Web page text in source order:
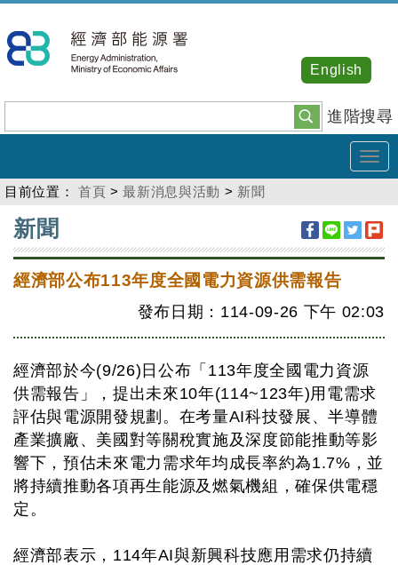
到
主
內
容
進階搜尋
English
目前位置： 首頁 >最新消息與活動 > 新聞
:::
新聞
經濟部公布113年度全國電力資源供需報告
發布日期：114-09-26 下午 02:03
經濟部於今(9/26)日公布「113年度全國電力資源
供需報告」，提出未來10年(114~123年)用電需求
評估與電源開發規劃。在考量AI科技發展、半導體
產業擴廠、美國對等關稅實施及深度節能推動等影
響下，預估未來電力需求年均成長率約為1.7%，並
將持續推動各項再生能源及燃氣機組，確保供電穩
定。
經濟部表示，114年AI與新興科技應用需求仍持續